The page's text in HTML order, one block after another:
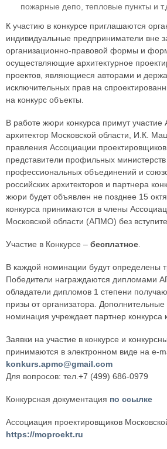
пожарные депо, тепловые пункты и
К участию в конкурсе приглашаются
индивидуальные предприниматели вне
организационно-правовой формы и форм
осуществляющие архитектурное
проектов, являющиеся авторами и
исключительных прав на
на конкурс объекты.
В работе жюри конкурса примут участие
архитектор Московской области, И.К.
правления Ассоциации проектировщиков
представители профильных министерств
профессиональных объединений и
российских архитекторов и партнера
жюри будет объявлен не позднее 15
конкурса принимаются в члены
Московской области (АПМО) без
Участие в Конкурсе – бесплатное
В каждой номинации будут определены
Победители награждаются дипломами
обладатели дипломов 1 степени
призы от организатора.
номинация учреждает партнер конкурса
Заявки на участие в конкурсе и
принимаются в электронном виде на e-
konkurs.apmo@gmail.com
Для вопросов: тел.+7 (499) 686-0979
Конкурсная документация по ссылке
Ассоциация проектировщиков
https://moproekt.ru